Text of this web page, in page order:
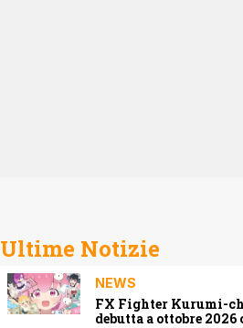
Ultime Notizie
NEWS
FX Fighter Kurumi-
debutta a ottobre 2026